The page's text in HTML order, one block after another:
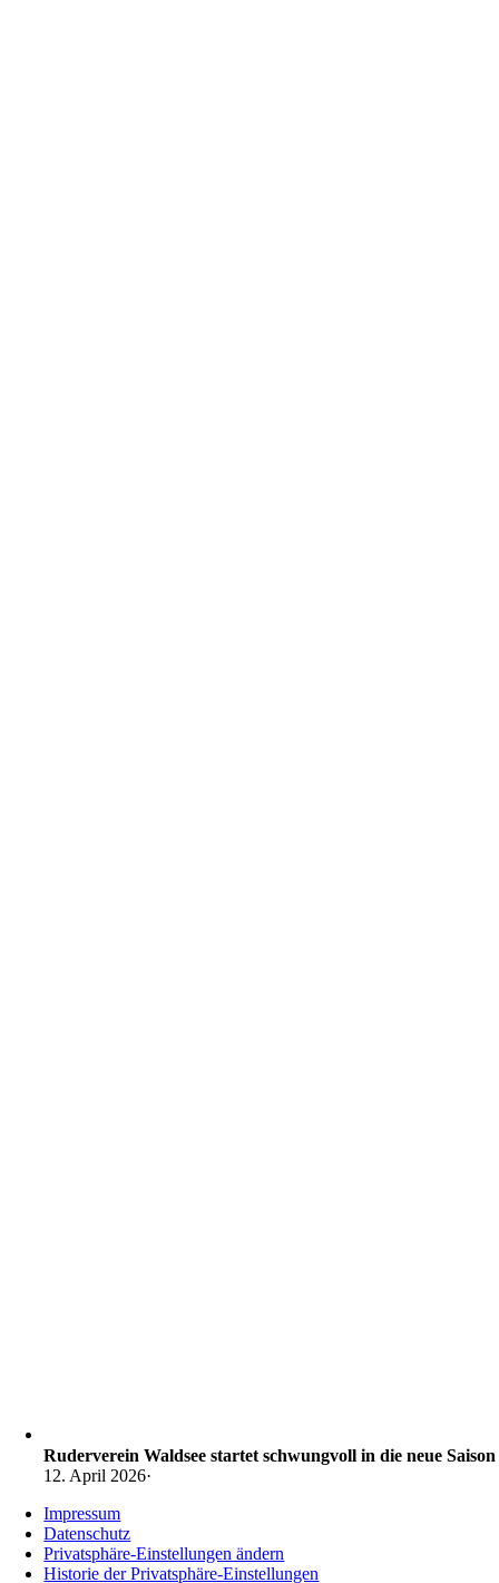
Ruderverein Waldsee startet schwungvoll in die neue Saison
12. April 2026·
Impressum
Datenschutz
Privatsphäre-Einstellungen ändern
Historie der Privatsphäre-Einstellungen